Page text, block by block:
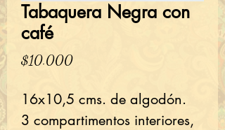
Tabaquera Negra con
café
$10.000Precio
16x10,5 cms. de algodón.
3 compartimentos interiores,